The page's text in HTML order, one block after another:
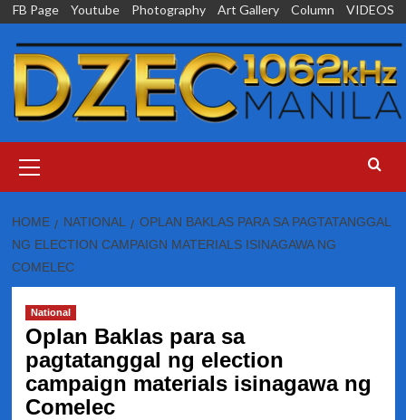
Skip
content
FB Page Youtube Photography Art Gallery Column VIDEOS
Menu
HOME NATIONAL
OPLAN BAKLAS PARA SA PAGTATANGGAL
NG ELECTION CAMPAIGN MATERIALS ISINAGAWA NG
COMELEC
National
Oplan Baklas para sa
pagtatanggal ng election
campaign materials isinagawa ng
Comelec